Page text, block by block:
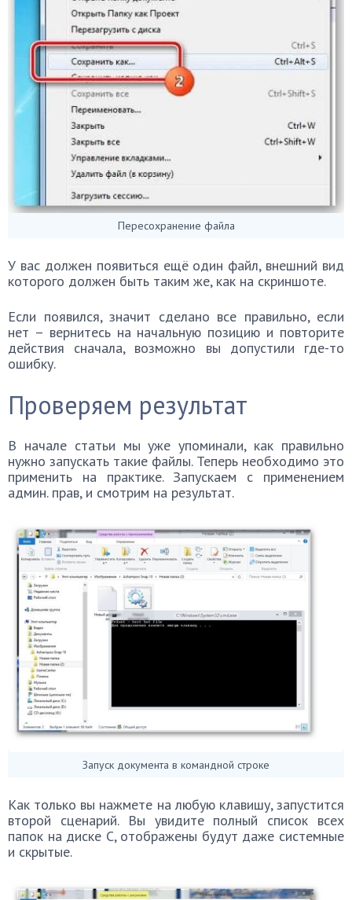
Пересохранение файла
У вас должен появиться ещё один файл, внешний вид
которого должен быть таким же, как на скриншоте.
Если появился, значит сделано все правильно, если
нет – вернитесь на начальную позицию и повторите
действия сначала, возможно вы допустили где-то
ошибку.
Проверяем результат
В начале статьи мы уже упоминали, как правильно
нужно запускать такие файлы. Теперь необходимо это
применить на практике. Запускаем с применением
админ. прав, и смотрим на результат.
Запуск документа в командной строке
Как только вы нажмете на любую клавишу, запустится
второй сценарий. Вы увидите полный список всех
папок на диске С, отображены будут даже системные
и скрытые.